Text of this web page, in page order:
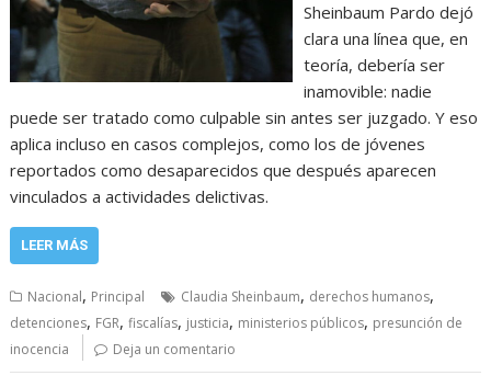
Sheinbaum Pardo dejó
clara una línea que, en
teoría, debería ser
inamovible: nadie
puede ser tratado como culpable sin antes ser juzgado. Y eso
aplica incluso en casos complejos, como los de jóvenes
reportados como desaparecidos que después aparecen
vinculados a actividades delictivas.
LEER MÁS
Nacional, Principal Claudia Sheinbaum, derechos humanos,
detenciones, FGR,fiscalías, justicia, ministerios públicos, presunción de
inocencia
Deja un comentario